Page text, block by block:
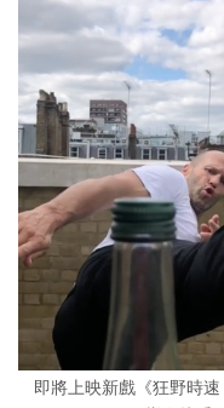
即將上映新戲《狂野時